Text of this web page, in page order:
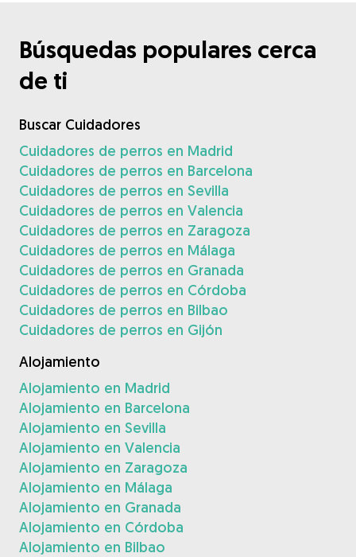
Búsquedas populares cerca
de ti
Buscar Cuidadores
Cuidadores de perros en Madrid
Cuidadores de perros en Barcelona
Cuidadores de perros en Sevilla
Cuidadores de perros en Valencia
Cuidadores de perros en Zaragoza
Cuidadores de perros en Málaga
Cuidadores de perros en Granada
Cuidadores de perros en Córdoba
Cuidadores de perros en Bilbao
Cuidadores de perros en Gijón
Alojamiento
Alojamiento en Madrid
Alojamiento en Barcelona
Alojamiento en Sevilla
Alojamiento en Valencia
Alojamiento en Zaragoza
Alojamiento en Málaga
Alojamiento en Granada
Alojamiento en Córdoba
Alojamiento en Bilbao